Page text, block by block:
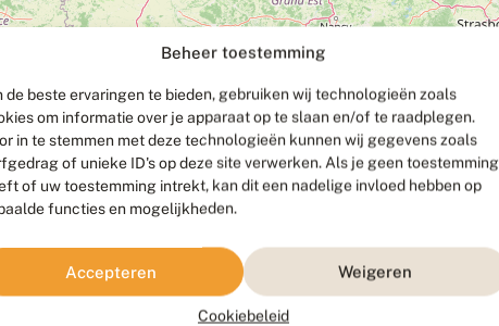
Beheer toestemming
de beste ervaringen te bieden, gebruiken wij technologieën zoals
om informatie over je apparaat op te slaan en/of te raadplegen.
in te stemmen met deze technologieën kunnen wij gegevens zoals
of unieke ID's op deze site verwerken. Als je geen toestemming
of uw toestemming intrekt, kan dit een nadelige invloed hebben op
functies en mogelijkheden.
Accepteren Weigeren
Cookiebeleid